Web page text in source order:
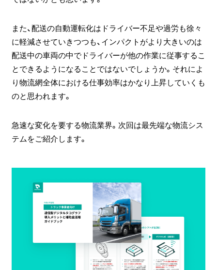
また、配送の自動運転化はドライバー不足や過労も徐々
に軽減させていきつつも、インパクトがより大きいのは
配送中の車両の中でドライバーが他の作業に従事するこ
とできるようになることではないでしょうか。それによ
り物流網全体における仕事効率はかなり上昇していくも
のと思われます。
急速な変化を要する物流業界。次回は最先端な物流シス
テムをご紹介します。